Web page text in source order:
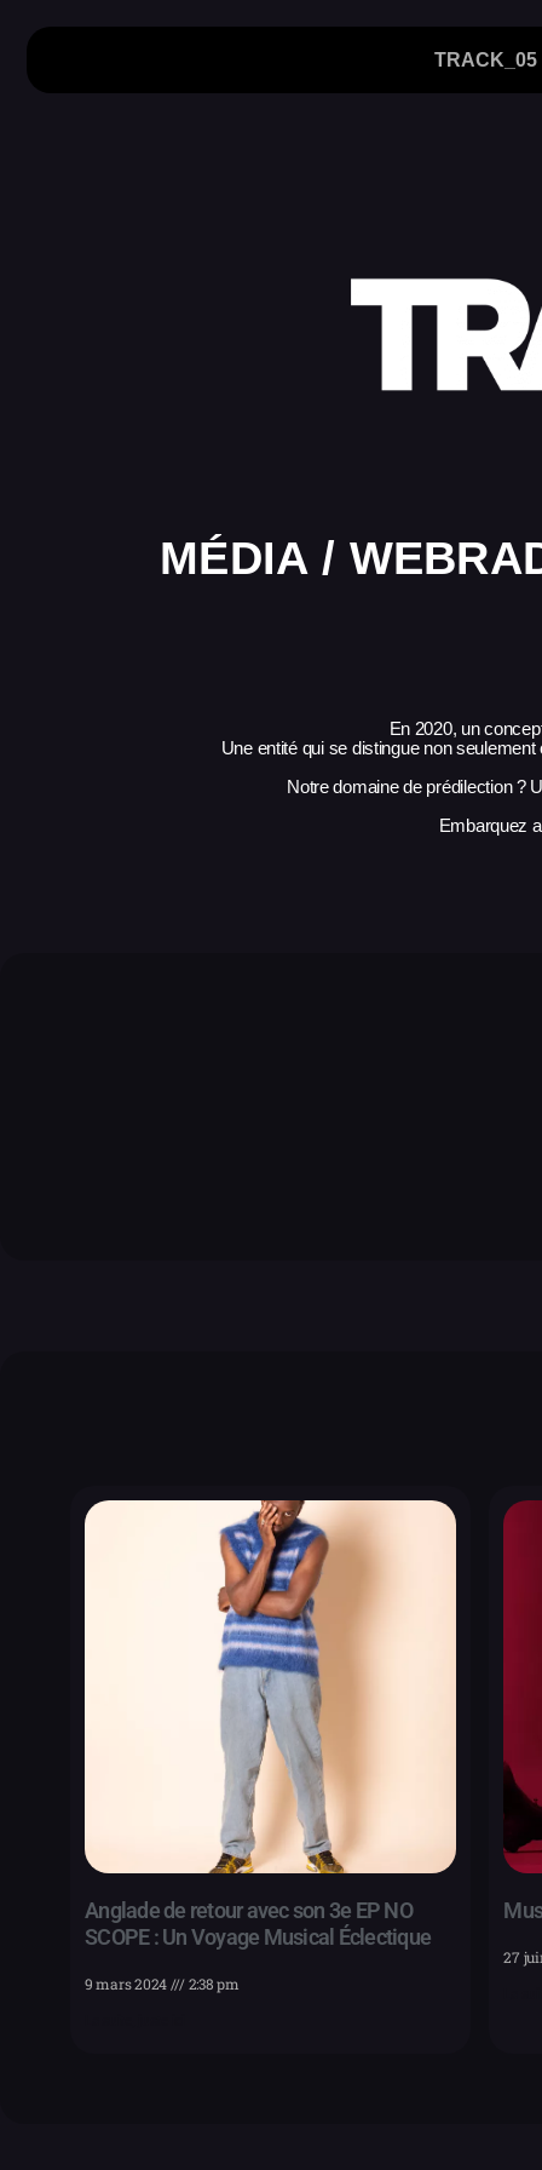
TRACK_05
MÉDIA /
En 2020, un
Une entité qui se distingue non
Notre domaine de prédilection ?
Embarquez
Anglade de retour avec son 3e EP NO
SCOPE : Un Voyage Musical Éclectique
9 mars 2024 2:38 pm
27